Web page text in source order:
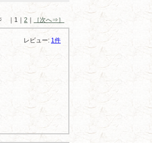
｜1｜ 2 ［次へ⇒］
レビュー: 1件